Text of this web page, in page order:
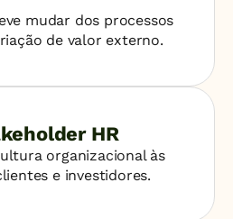
mudar dos processos
de valor externo.
HR
organizacional às
e investidores.